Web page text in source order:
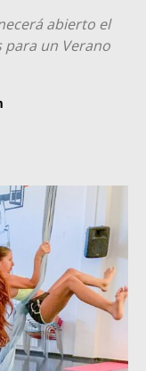
abierto el
para un Verano